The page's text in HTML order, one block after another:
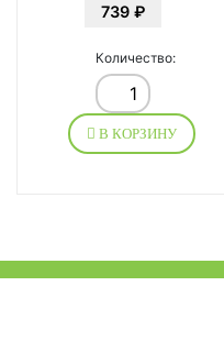
739 ₽
Количество:
В КОРЗИНУ